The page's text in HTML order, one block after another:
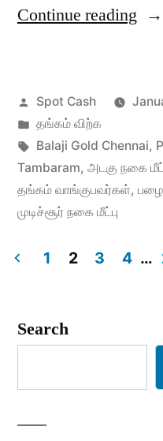
Continue reading
Posted
by
Spot Cash
Posted
in
தங்கம் விற்க
Tags:
Balaji Gold Chennai,
Tambaram, அடகு நகை
தங்கம் வாங்குபவர்கள்,
முடிச்சூர் நகை மீட்பு
pagination
1 2 3 4 …
Search